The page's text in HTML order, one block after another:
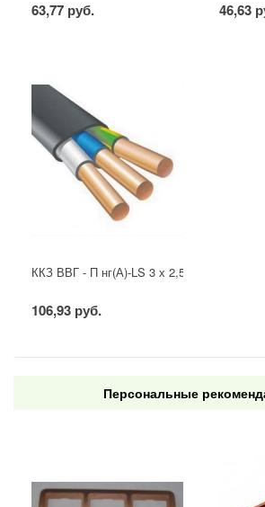
63,77 руб. 46,63
ККЗ ВВГ - П нг(А)-LS 3 х 2,5 ГОСТ
106,93 руб.
Персональные